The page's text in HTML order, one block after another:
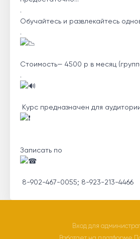
.
Обучайтесь и развлекайтесь
.
Стоимость— 4500 р в месяц
.
Курс предназначен для
Записать по
8-902-467-0055; 8-923-213-4466
Вход для